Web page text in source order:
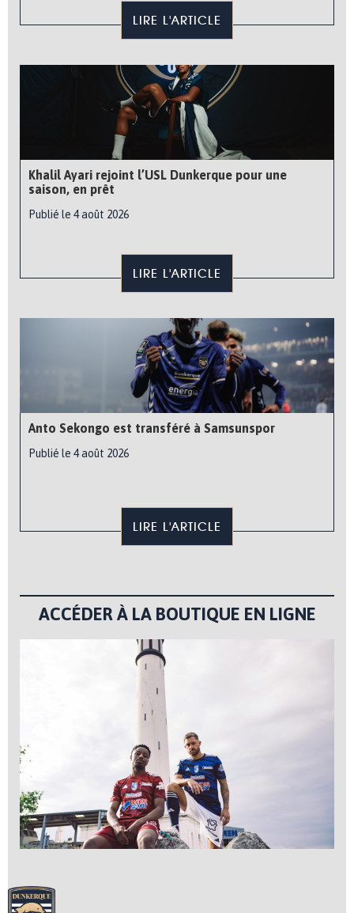
LIRE L'ARTICLE
Khalil Ayari rejoint l’USL Dunkerque pour une
saison, en prêt
Publié le 4 août 2026
LIRE L'ARTICLE
Anto Sekongo est transféré à Samsunspor
Publié le 4 août 2026
LIRE L'ARTICLE
ACCÉDER À LA BOUTIQUE EN LIGNE